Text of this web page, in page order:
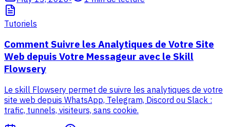
Tutoriels
Comment Suivre les Analytiques de Votre Site
Web depuis Votre Messageur avec le Skill
Flowsery
Le skill Flowsery permet de suivre les analytiques de votre
site web depuis WhatsApp, Telegram, Discord ou Slack :
trafic, tunnels, visiteurs, sans cookie.